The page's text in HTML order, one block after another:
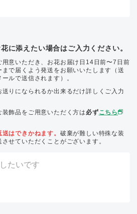
に添えたい場合はご入力ください。
意いただき、お花お届け日14日前〜7日前
で届くよう発送をお願いいたします（送
ルで送信されます）。
りになられるか出来るだけ詳しくご入力
飾品をご用意いただく方は 必ずこちら
はできかねます。 破棄が難しい特殊な装
せていただくことがございます。